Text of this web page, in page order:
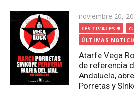
Publicada
el
noviembre 20,
FESTIVALES
ÚLTIMAS
Atarfe Vega
de referencia
Andalucía,
Porretas y